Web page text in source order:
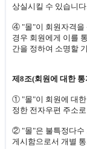
상실시킬 수 있습니
④ "몰"이 회원자격을
경우 회원에게 이를
간을 정하여 소명할
제8조(회원에 대한 통
① "몰"이 회원에 대한
정한 전자우편 주소
② "몰"은 불특정다수
게시함으로서 개별